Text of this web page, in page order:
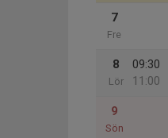
7
Fre
8
Lör
09:30
11:00
9
Sön